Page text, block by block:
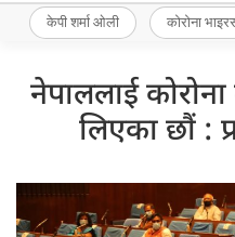
केपी शर्मा ओली कोरोना
नेपाललाई
लिएका छौं :